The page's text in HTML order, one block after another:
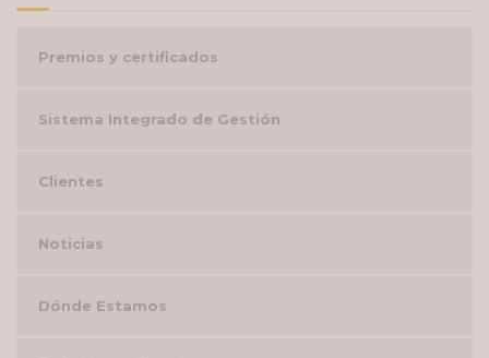
Premios y certificados
Sistema Integrado de Gestión
Clientes
Noticias
Dónde Estamos